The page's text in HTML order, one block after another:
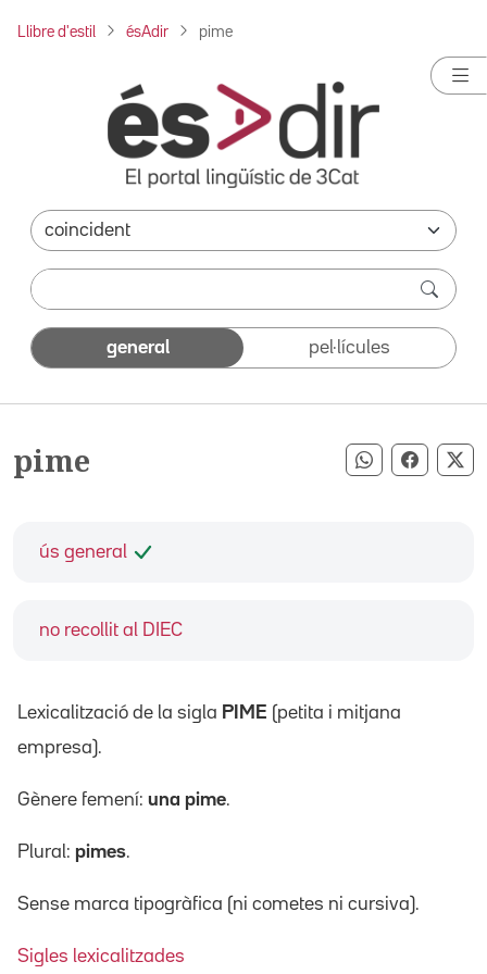
Llibre d'estil ésAdir pime
general pel·lícules
pime Compartir
ús general
no recollit al DIEC
Lexicalització de la sigla PIME (petita i mitjana
empresa).
Gènere femení: una pime.
Plural: pimes.
Sense marca tipogràfica (ni cometes ni cursiva).
Sigles lexicalitzades